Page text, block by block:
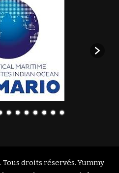
. Tous droits réservés. Yummy